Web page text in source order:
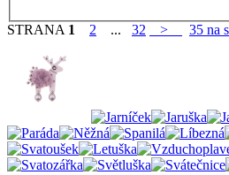
STRANA 1 2 ... 32 > 35 na